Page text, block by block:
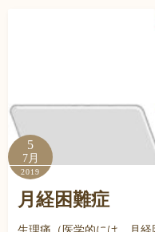
5
7月
2019
月経困難症